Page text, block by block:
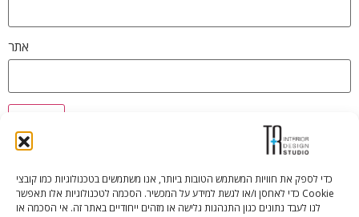
כדי לספק את חוויות המשתמש הטובות ביותר, אנו משתמשים בטכנולוגיות כמו קובצי
Cookie כדי לאחסן ו/או לגשת למידע על המכשיר. הסכמה לטכנולוגיות אלו תאפשר
לנו לעבד נתונים כגון התנהגות גלישה או מזהים ייחודיים באתר זה. אי הסכמה או
אתר
Tali Shenfeld:052.620.2446